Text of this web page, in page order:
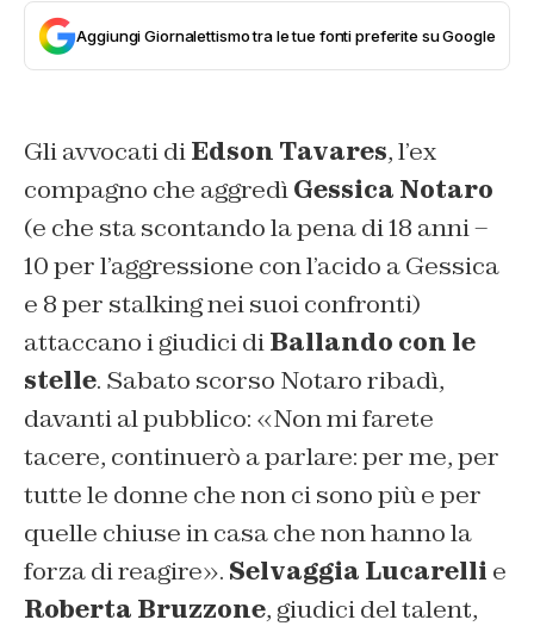
Aggiungi Giornalettismo tra le tue fonti preferite su Google
Gli avvocati diEdson Tavares, l’ex
compagno che aggredìGessica Notaro
(e che sta scontando la pena di 18 anni –
10 per l’aggressione con l’acido a Gessica
e 8 per stalking nei suoi confronti)
attaccano i giudici diBallando con le
stelle. Sabato scorso Notaro ribadì,
davanti al pubblico: «Non mi farete
tacere, continuerò a parlare: per me, per
tutte le donne che non ci sono più e per
quelle chiuse in casa che non hanno la
forza di reagire». Selvaggia Lucarelli e
Roberta Bruzzone, giudici del talent,